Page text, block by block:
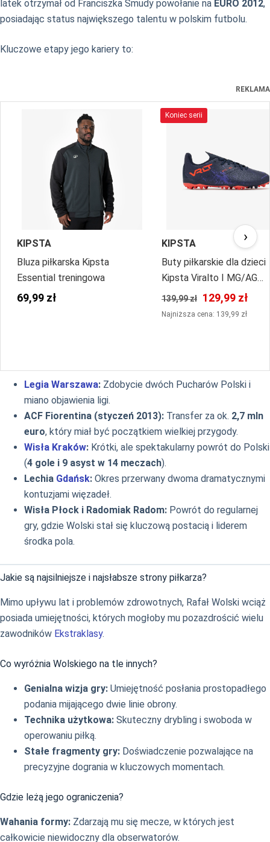
latek otrzymał od Franciszka Smudy powołanie na EURO 2012,
posiadając status największego talentu w polskim futbolu.
Kluczowe etapy jego kariery to:
REKLAMA
KIPSTA
Bluza piłkarska Kipsta
Essential treningowa
69,99 zł
Koniec serii
KIPSTA
Buty piłkarskie dla dzieci
Kipsta Viralto I MG/AG
sznurowane
139,99 zł 129,99 zł
Najniższa cena: 139,99 zł
›
Legia Warszawa: Zdobycie dwóch Pucharów Polski i
miano objawienia ligi.
ACF Fiorentina (styczeń 2013): Transfer za ok. 2,7 mln
euro, który miał być początkiem wielkiej przygody.
Wisła Kraków: Krótki, ale spektakularny powrót do Polski
(4 gole i 9 asyst w 14 meczach).
Lechia Gdańsk: Okres przerwany dwoma dramatycznymi
kontuzjami więzadeł.
Wisła Płock i Radomiak Radom: Powrót do regularnej
gry, gdzie Wolski stał się kluczową postacią i liderem
środka pola.
Jakie są najsilniejsze i najsłabsze strony piłkarza?
Mimo upływu lat i problemów zdrowotnych, Rafał Wolski wciąż
posiada umiejętności, których mogłoby mu pozazdrościć wielu
zawodników Ekstraklasy.
Co wyróżnia Wolskiego na tle innych?
Genialna wizja gry: Umiejętność posłania prostopadłego
podania mijającego dwie linie obrony.
Technika użytkowa: Skuteczny drybling i swoboda w
operowaniu piłką.
Stałe fragmenty gry: Doświadczenie pozwalające na
precyzyjne dogrania w kluczowych momentach.
Gdzie leżą jego ograniczenia?
Wahania formy: Zdarzają mu się mecze, w których jest
całkowicie niewidoczny dla obserwatorów.